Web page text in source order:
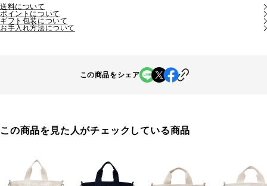
送料について
ポイントについて
ギフト包装について
お手入れ方法について
この商品をシェア
この商品を見た人がチェックしている商品